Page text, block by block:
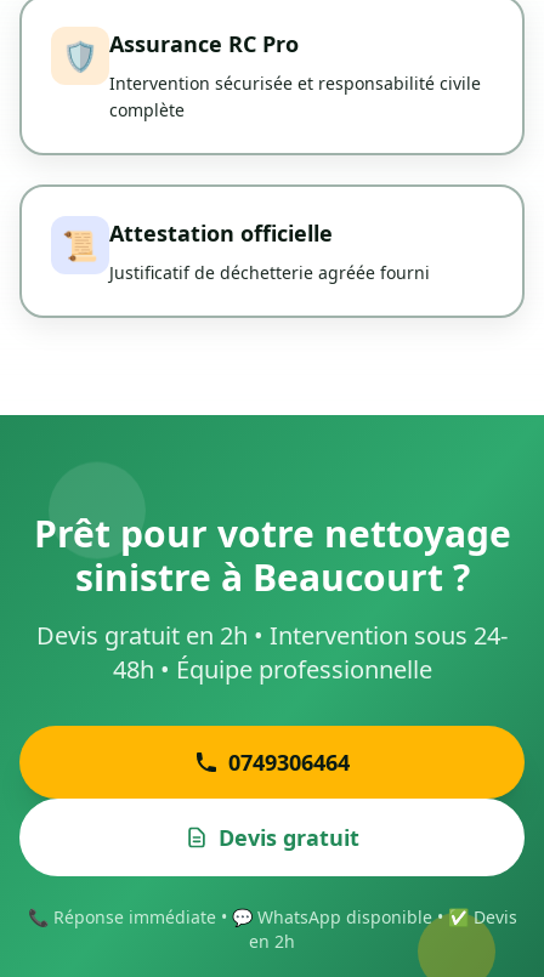
🛡️ Assurance RC Pro
Intervention sécurisée et responsabilité civile
complète
📜 Attestation officielle
Justificatif de déchetterie agréée fourni
Prêt pour votre nettoyage
sinistre à Beaucourt ?
Devis gratuit en 2h • Intervention sous 24-
48h • Équipe professionnelle
0749306464
Devis gratuit
📞 Réponse immédiate • 💬 WhatsApp disponible • ✅ Devis
en 2h